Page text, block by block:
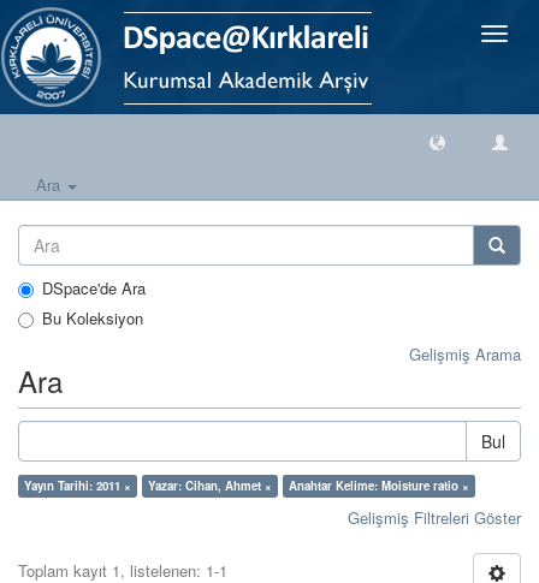
Geçiş
Ara
DSpace'de Ara
Bu Koleksiyon
Gelişmiş Arama
Ara
Bul
Yayın Tarihi: 2011 × Yazar: Cihan, Ahmet × Anahtar Kelime: Moisture ratio ×
Gelişmiş Filtreleri Göster
Toplam kayıt 1, listelenen: 1-1